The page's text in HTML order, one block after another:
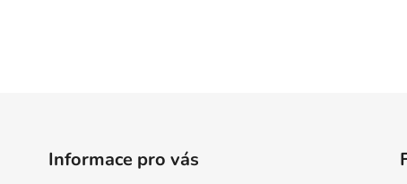
Informace pro vás